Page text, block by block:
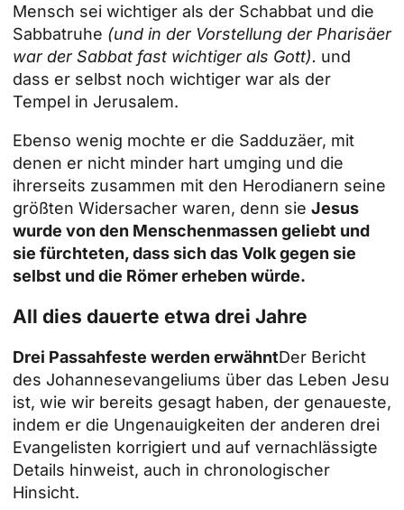
Mensch sei wichtiger als der Schabbat und die
Sabbatruhe (und in der Vorstellung der Pharisäer
war der Sabbat fast wichtiger als Gott). und
dass er selbst noch wichtiger war als der
Tempel in Jerusalem.
Ebenso wenig mochte er die Sadduzäer, mit
denen er nicht minder hart umging und die
ihrerseits zusammen mit den Herodianern seine
größten Widersacher waren, denn sie Jesus
wurde von den Menschenmassen geliebt und
sie fürchteten, dass sich das Volk gegen sie
selbst und die Römer erheben würde.
All dies dauerte etwa drei Jahre
Drei Passahfeste werden erwähntDer Bericht
des Johannesevangeliums über das Leben Jesu
ist, wie wir bereits gesagt haben, der genaueste,
indem er die Ungenauigkeiten der anderen drei
Evangelisten korrigiert und auf vernachlässigte
Details hinweist, auch in chronologischer
Hinsicht.